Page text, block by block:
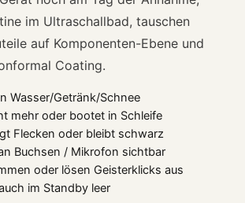
im Ultraschallbad, tauschen
auf Komponenten-Ebene und
Coating.
Wasser/Getränk/Schnee
mehr oder bootet in Schleife
Flecken oder bleibt schwarz
Buchsen / Mikrofon sichtbar
oder lösen Geisterklicks aus
im Standby leer